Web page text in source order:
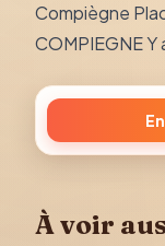
Compiègne
COMPIEGNE Y
À voir